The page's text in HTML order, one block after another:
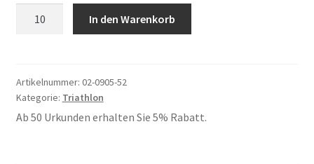
In den Warenkorb
Artikelnummer: 02-0905-52
Kategorie: Triathlon
Ab 50 Urkunden erhalten Sie 5% Rabatt.